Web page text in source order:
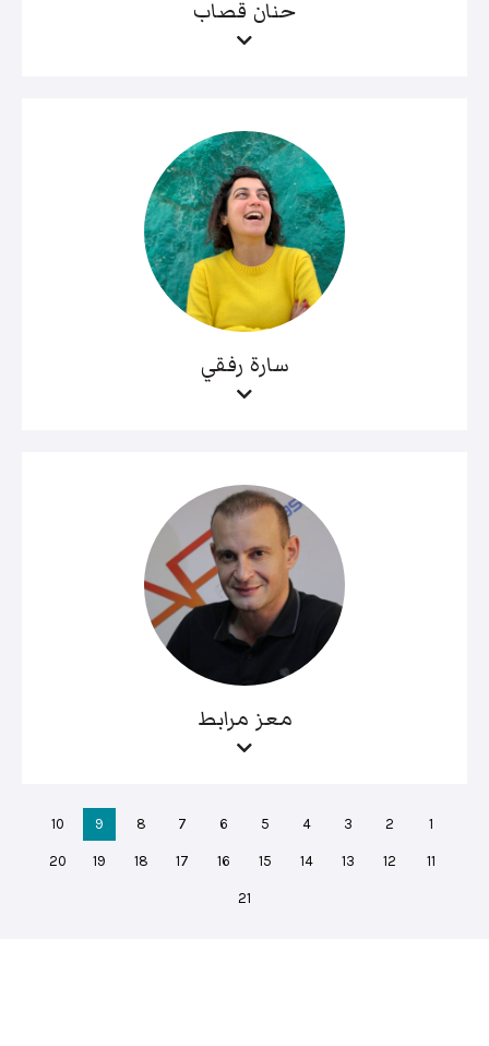
حنان قصاب
سارة رفقي
معز مرابط
1
2
3
4
5
6
7
8
9
10
11
12
13
14
15
16
17
18
19
20
21